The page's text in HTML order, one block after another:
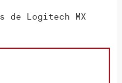
de Logitech MX